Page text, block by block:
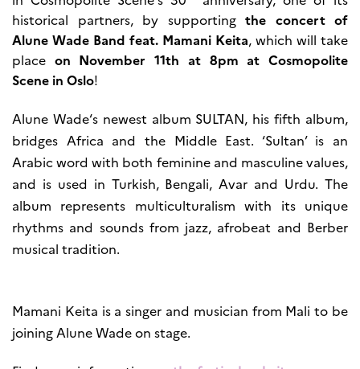
Høyere utdanning og
postdoktorstillinger
Studere i Frankrike
Campus France Norge på reise i
Doktorgrader og
postdoktorstillinger i
Frankrike
Studiestipender
French+Sciences
French+Gastronomy and
French+Hospitality
Studenthistorier
VITENSKAP OG
FORSKNING
Cooperation
historical partners, by supportingthe concert of
Alune Wade Band feat. Mamani Keita, which will take
place on November 11th at 8pm at Cosmopolite
Scene in Oslo!
Alune Wade‘s newest album SULTAN, his fifth album,
bridges Africa and the Middle East. ‘Sultan’ is an
Arabic word with both feminine and masculine values,
and is used in Turkish, Bengali, Avar and Urdu. The
album represents multiculturalism with its unique
rhythms and sounds from jazz, afrobeat and Berber
musical tradition.
Mamani Keita is a singer and musician from Mali to be
joiningAlune Wadeon stage.